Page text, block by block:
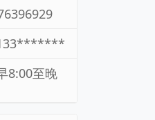
8:00至晚